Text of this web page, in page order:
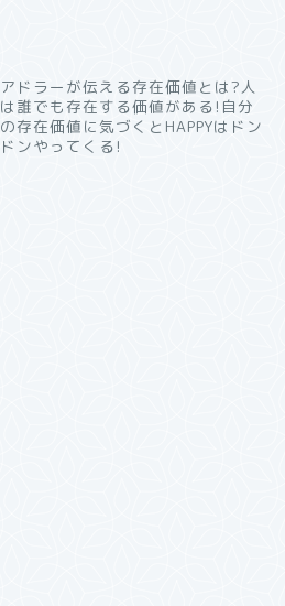
アドラーが伝える存在価値とは?人
は誰でも存在する価値がある!自分
の存在価値に気づくとHAPPYはドン
ドンやってくる!